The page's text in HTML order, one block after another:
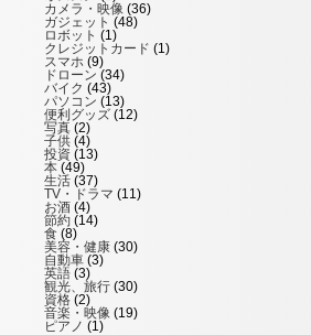
カメラ・映像 (36)
ガジェット (48)
ロボット (1)
クレジットカード (1)
スマホ (9)
ドローン (34)
バイク (43)
パソコン (13)
便利グッズ (12)
写真 (2)
子供 (4)
投資 (13)
本 (49)
生活 (37)
TV・ドラマ (11)
お酒 (4)
節約 (14)
食 (8)
美容・健康 (30)
自動車 (3)
英語 (3)
観光、旅行 (30)
資格 (2)
音楽・映像 (19)
ピアノ (1)